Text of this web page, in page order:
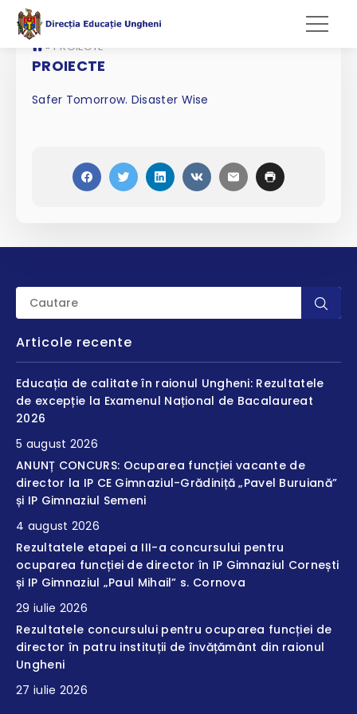
» PROIECTE
PROIECTE
Safer Tomorrow. Disaster Wise
Articole recente
Educația de calitate în raionul Ungheni: Rezultatele
de excepție la Examenul Național de Bacalaureat
2026
5 august 2026
ANUNȚ CONCURS: Ocuparea funcției vacante de
director la IP CE Gimnaziul-Grădiniță „Pavel Buruiană”
și IP Gimnaziul Semeni
4 august 2026
Rezultatele etapei a III-a concursului pentru
ocuparea funcției de director în IP Gimnaziul Cornești
și IP Gimnaziul „Paul Mihail” s. Cornova
29 iulie 2026
Rezultatele concursului pentru ocuparea funcției de
director în patru instituții de învățământ din raionul
Ungheni
27 iulie 2026